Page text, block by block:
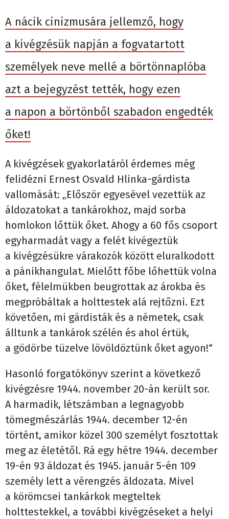
A nácik cinizmusára jellemző, hogy
a kivégzésük napján a fogvatartott
személyek neve mellé a börtönnaplóba
azt a bejegyzést tették, hogy ezen
a napon a börtönből szabadon engedték
őket!
A kivégzések gyakorlatáról érdemes még
felidézni Ernest Osvald Hlinka-gárdista
vallomását: „Először egyesével vezettük az
áldozatokat a tankárokhoz, majd sorba
homlokon lőttük őket. Ahogy a 60 fős csoport
egyharmadát vagy a felét kivégeztük
a kivégzésükre várakozók között eluralkodott
a pánikhangulat. Mielőtt főbe lőhettük volna
őket, félelmükben beugrottak az árokba és
megpróbáltak a holttestek alá rejtőzni. Ezt
követően, mi gárdisták és a németek, csak
álltunk a tankárok szélén és ahol értük,
a gödörbe tüzelve lövöldöztünk őket agyon!“
Hasonló forgatókönyv szerint a következő
kivégzésre 1944. november 20-án került sor.
A harmadik, létszámban a legnagyobb
tömegmészárlás 1944. december 12-én
történt, amikor közel 300 személyt fosztottak
meg az életétől. Rá egy hétre 1944. december
19-én 93 áldozat és 1945. január 5-én 109
személy lett a vérengzés áldozata. Mivel
a körömcsei tankárkok megteltek
holttestekkel, a további kivégzéseket a helyi